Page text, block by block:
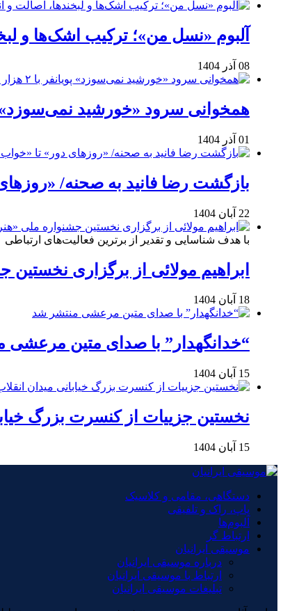
آلبوم «نسل من»؛ ترکیب اشک‌ها و
08 آذر 1404
همخوانی سرود «خورشید نمی‌سوزد» پویانفر با ۲ هزار
01 آذر 1404
بازگشت رضا فانید به صحنه/
22 آبان 1404
با هدف شناسایی و تقدیر از برترین فعالیت‌های ارتباطی
ابراهیم مولائی از برگزاری
18 آبان 1404
“خدانگهدار” با صدای متین مرعشی
15 آبان 1404
نخستین جزییات از کنسرت بزرگ
15 آبان 1404
دستگاهی، مقامی و کلاسیک
پاپ، راک و تلفیقی
آلبوم‌ها
ارتباط گر
موسیقی ایرانیان
درباره موسیقی ایرانیان
ارتباط با موسیقی ایرانیان
تبلیغات موسیقی ایرانیان